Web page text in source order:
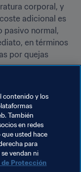
corporal, y
adicional es
pasivo normal,
en términos
por quejas
trabajan con el
proyecto
innovación
progreso en un
el país y la
contenido y los
También
en redes
que usted hace
para
vendan ni
de Protección